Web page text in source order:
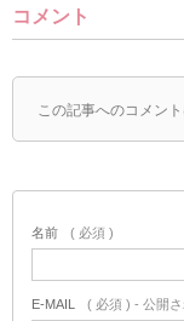
コメント
この記事へのコメント
名前 ( 必須 )
E-MAIL ( 必須 ) - 公開